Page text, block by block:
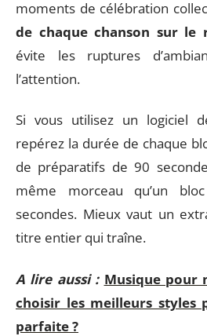
moments de célébration
de chaque chanson sur le
évite les ruptures
l’attention.
Si vous utilisez un logiciel
repérez la durée de chaque
de préparatifs de 90
même morceau qu’un
secondes. Mieux vaut un
titre entier qui traîne.
A lire aussi : Musique pour
choisir les meilleurs styles
parfaite ?